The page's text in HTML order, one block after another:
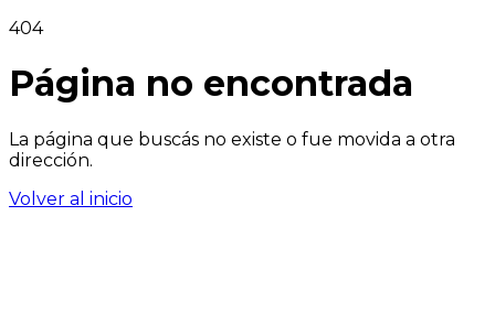
404
Página no encontrada
La página que buscás no existe o fue movida a otra
dirección.
Volver al inicio